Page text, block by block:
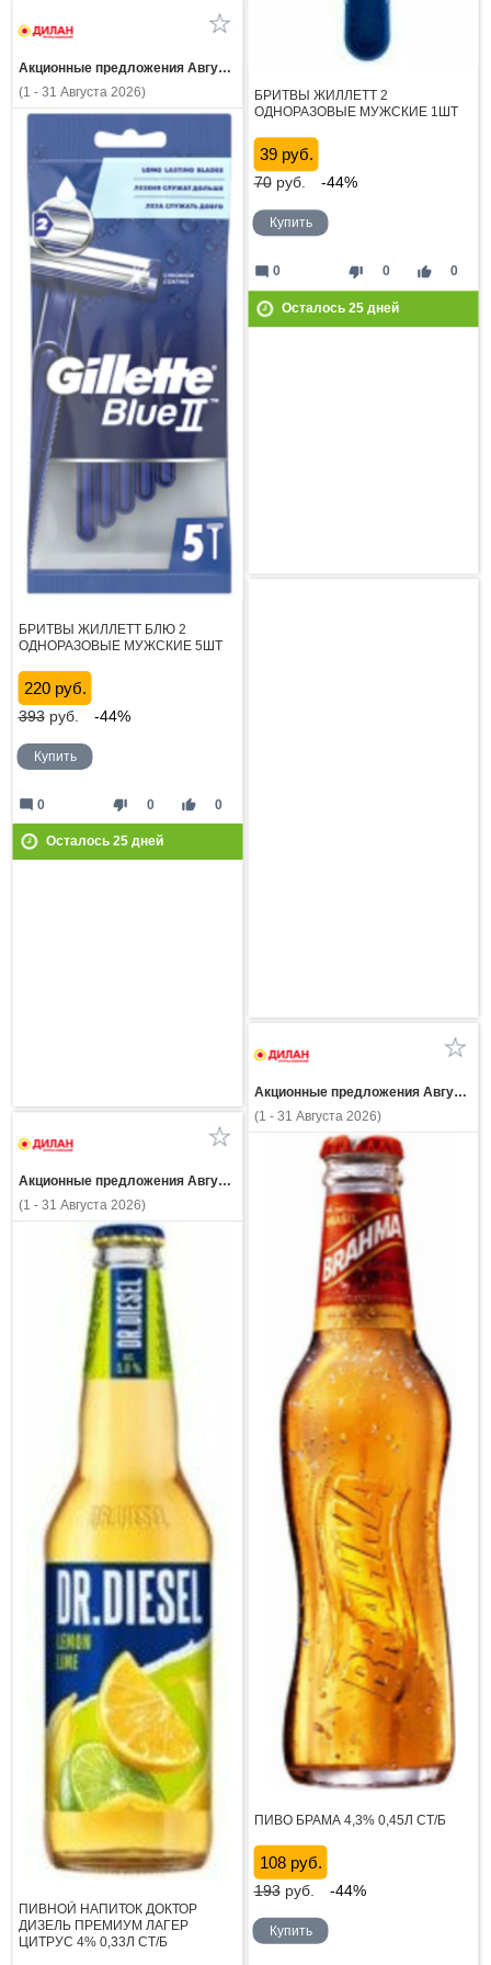
БРИТВЫ ЖИЛЛЕТТ 2
ОДНОРАЗОВЫЕ МУЖСКИЕ 1ШТ
39 руб.
70руб. -44%
Купить
thumb_down 0 thumb_up 0
mode_comment 0
Осталось 25дней
Акционные предложения Августа
(1 - 31 Августа 2026)
БРИТВЫ ЖИЛЛЕТТ БЛЮ 2
ОДНОРАЗОВЫЕ МУЖСКИЕ 5ШТ
220 руб.
393руб. -44%
Купить
thumb_down 0 thumb_up 0
mode_comment 0
Осталось 25дней
Акционные предложения Августа
(1 - 31 Августа 2026)
ПИВО БРАМА 4,3% 0,45Л СТ/Б
108 руб.
193руб. -44%
Купить
Акционные предложения Августа
(1 - 31 Августа 2026)
ПИВНОЙ НАПИТОК ДОКТОР
ДИЗЕЛЬ ПРЕМИУМ ЛАГЕР
ЦИТРУС 4% 0,33Л СТ/Б